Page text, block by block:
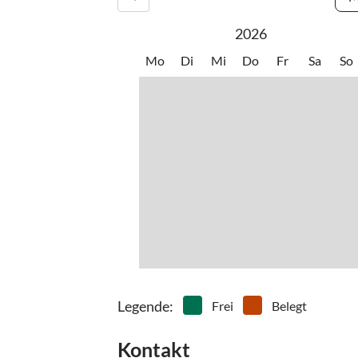
2026
Mo Di Mi Do Fr Sa So
Legende: Frei Belegt
Kontakt